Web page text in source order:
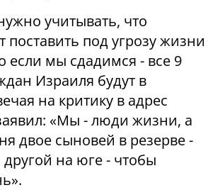
учитывать, что
под угрозу жизни
если мы сдадимся - все 9
Израиля будут в
на критику в адрес
«Мы - люди жизни, а
двое сыновей в резерве -
на юге - чтобы